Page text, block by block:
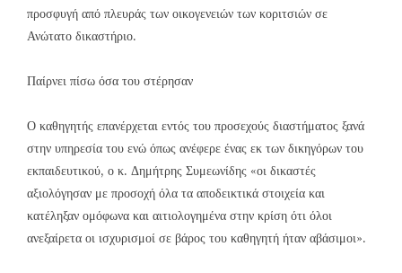
προσφυγή από πλευράς των οικογενειών των κοριτσιών σε
Ανώτατο δικαστήριο.
Παίρνει πίσω όσα του στέρησαν
Ο καθηγητής επανέρχεται εντός του προσεχούς διαστήματος ξανά
στην υπηρεσία του ενώ όπως ανέφερε ένας εκ των δικηγόρων του
εκπαιδευτικού, ο κ. Δημήτρης Συμεωνίδης «οι δικαστές
αξιολόγησαν με προσοχή όλα τα αποδεικτικά στοιχεία και
κατέληξαν ομόφωνα και αιτιολογημένα στην κρίση ότι όλοι
ανεξαίρετα οι ισχυρισμοί σε βάρος του καθηγητή ήταν αβάσιμοι».